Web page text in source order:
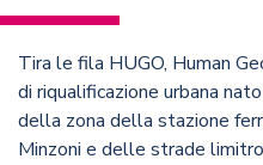
Tira le fila HUGO, Human
di riqualificazione urbana
della zona della stazione
Minzoni e delle strade